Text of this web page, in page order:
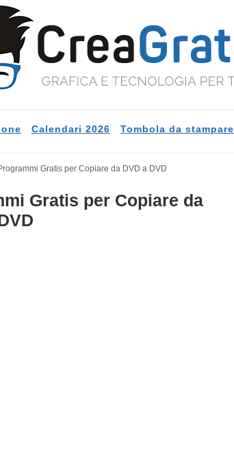
Calendari 2026 Tombola da stampare
Gratis per Copiare da DVD a DVD
Gratis per Copiare da